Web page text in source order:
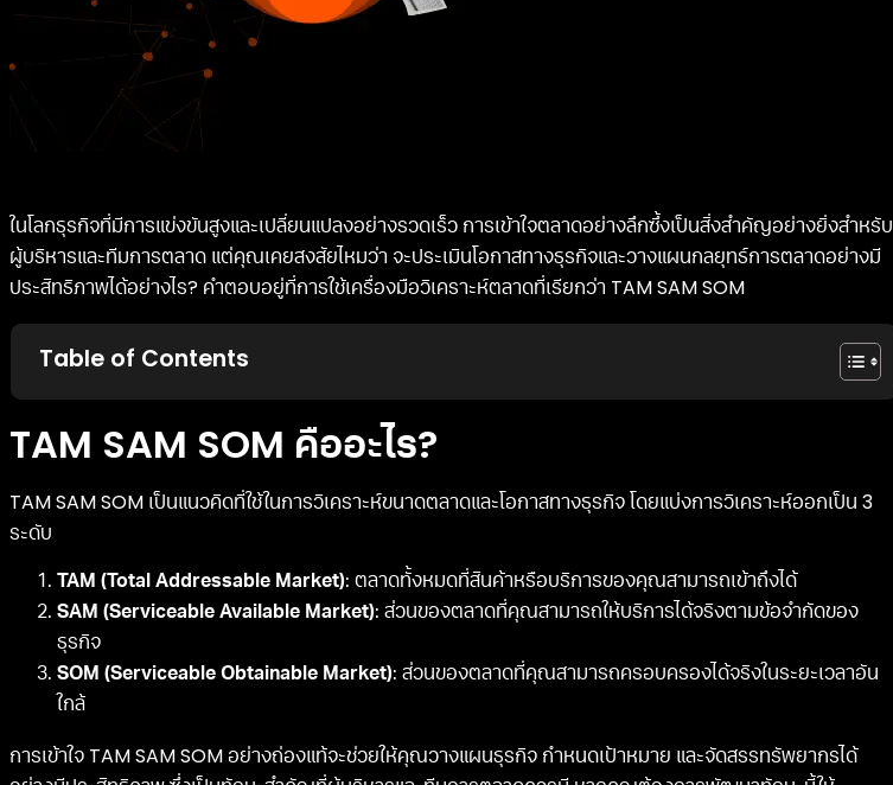
ในโลกธุรกิจที่มีการแข่งขันสูงและเปลี่ยนแปลงอย่างรวดเร็ว การเข้าใจตลาดอย่างลึกซึ้งเป็นสิ่งสำคัญอย่างยิ่งสำหรับ
ผู้บริหารและทีมการตลาด แต่คุณเคยสงสัยไหมว่า จะประเมินโอกาสทางธุรกิจและวางแผนกลยุทธ์การตลาดอย่างมี
ประสิทธิภาพได้อย่างไร? คำตอบอยู่ที่การใช้เครื่องมือวิเคราะห์ตลาดที่เรียกว่า TAM SAM SOM
Table of Contents
TAM SAM SOM คืออะไร?
TAM SAM SOM เป็นแนวคิดที่ใช้ในการวิเคราะห์ขนาดตลาดและโอกาสทางธุรกิจ โดยแบ่งการวิเคราะห์ออกเป็น 3
ระดับ
TAM (Total Addressable Market): ตลาดทั้งหมดที่สินค้าหรือบริการของคุณสามารถเข้าถึงได้
SAM (Serviceable Available Market): ส่วนของตลาดที่คุณสามารถให้บริการได้จริงตามข้อจำกัดของ
ธุรกิจ
SOM (Serviceable Obtainable Market): ส่วนของตลาดที่คุณสามารถครอบครองได้จริงในระยะเวลาอัน
ใกล้
การเข้าใจ TAM SAM SOM อย่างถ่องแท้จะช่วยให้คุณวางแผนธุรกิจ กำหนดเป้าหมาย และจัดสรรทรัพยากรได้